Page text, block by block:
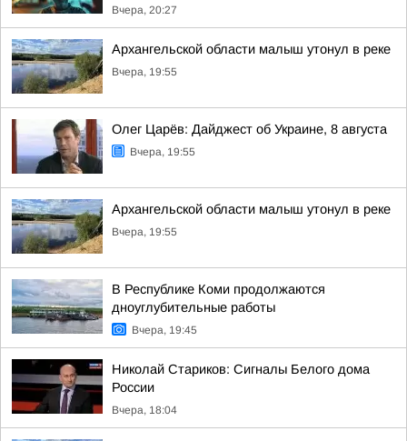
Вчера, 20:27
Архангельской области малыш утонул в реке
Вчера, 19:55
Олег Царёв: Дайджест об Украине, 8 августа
Вчера, 19:55
Архангельской области малыш утонул в реке
Вчера, 19:55
В Республике Коми продолжаются
дноуглубительные работы
Вчера, 19:45
Николай Стариков: Сигналы Белого дома
России
Вчера, 18:04